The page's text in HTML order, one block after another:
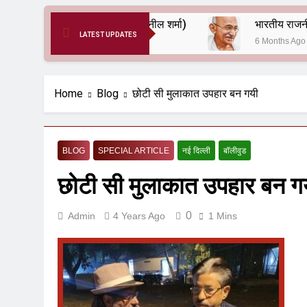
LATEST UPDATES
6 Months Ago
Home Blog छोटी सी मुलाकात उपहार बन गयी
BLOG SPECIAL ARTICLE नई दिल्ली बॉलीवुड
छोटी सी मुलाकात उपहार बन
Admin 4 Years Ago 0 1 Mins